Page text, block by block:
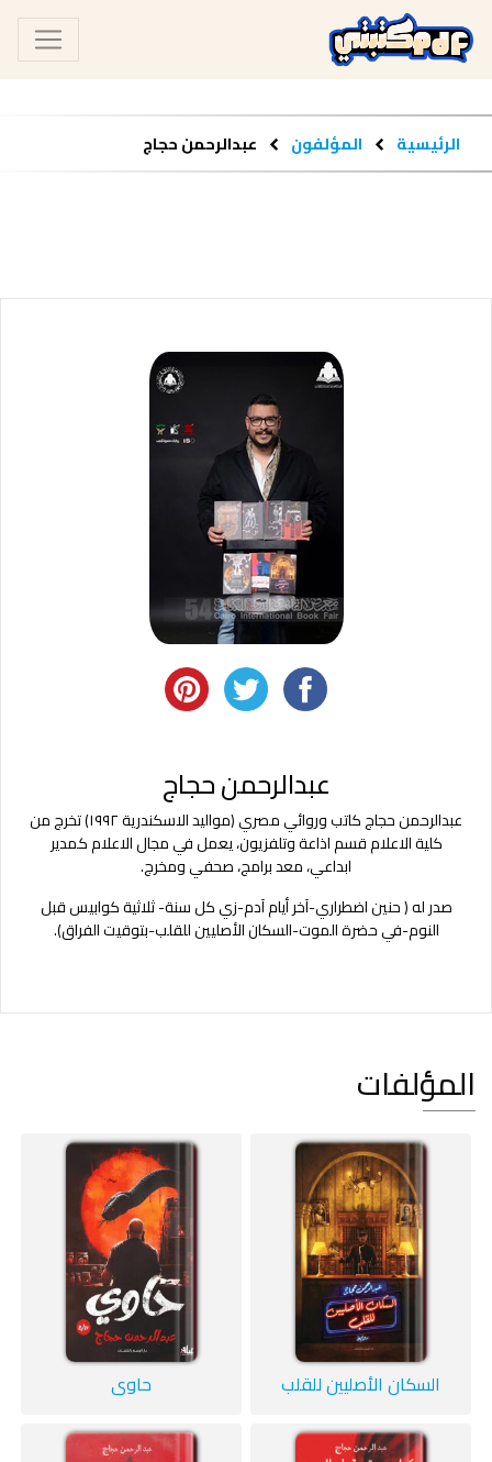
الرئيسية المؤلفون عبدالرحمن حجاج
عبدالرحمن حجاج
عبدالرحمن حجاج كاتب وروائي مصري (مواليد الاسكندرية ١٩٩٢) تخرج من
كلية الاعلام قسم اذاعة وتلفزيون، يعمل في مجال الاعلام كمدير
ابداعي، معد برامج، صحفي ومخرج.
صدر له ( حنين اضطراري-آخر أيام آدم-زي كل سنة- ثلاثية كوابيس قبل
النوم-في حضرة الموت-السكان الأصليين للقلب-بتوقيت الفراق).
المؤلفات
السكان الأصليين للقلب حاوي